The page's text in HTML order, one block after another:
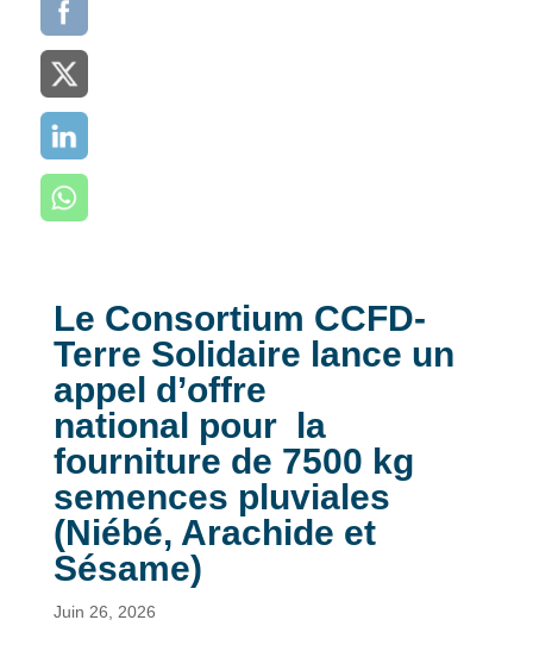
Le Consortium CCFD-
Terre Solidaire lance un
appel d’offre
national pour la
fourniture de 7500 kg
semences pluviales
(Niébé, Arachide et
Sésame)
Juin 26, 2026